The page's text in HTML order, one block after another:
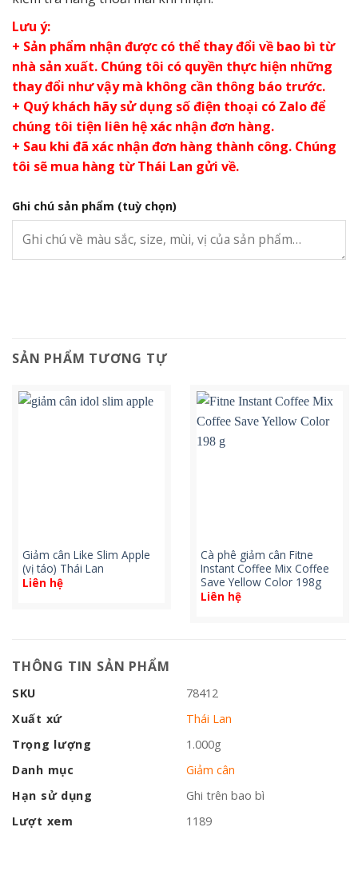
Lưu ý:
+ Sản phẩm nhận được có thể thay đổi về bao bì từ
nhà sản xuất. Chúng tôi có quyền thực hiện những
thay đổi như vậy mà không cần thông báo trước.
+ Quý khách hãy sử dụng số điện thoại có Zalo để
chúng tôi tiện liên hệ xác nhận đơn hàng.
+ Sau khi đã xác nhận đơn hàng thành công. Chúng
tôi sẽ mua hàng từ Thái Lan gửi về.
Ghi chú sản phẩm (tuỳ chọn)
SẢN PHẨM TƯƠNG TỰ
Giảm cân Like Slim Apple
(vị táo) Thái Lan
Liên hệ
Cà phê giảm cân Fitne
Instant Coffee Mix Coffee
Save Yellow Color 198g
Liên hệ
THÔNG TIN SẢN PHẨM
SKU
78412
Xuất xứ
Thái Lan
Trọng lượng
1.000g
Danh mục
Giảm cân
Hạn sử dụng
Ghi trên bao bì
Lượt xem
1189